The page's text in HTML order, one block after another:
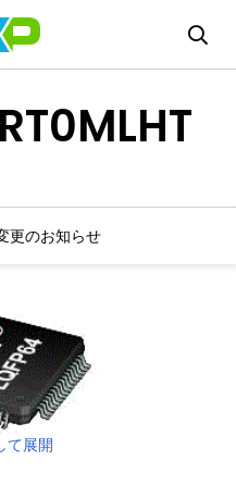
更のお知らせ
て展開